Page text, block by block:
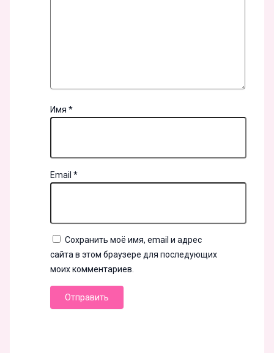
Имя *
Email *
Сохранить моё имя, email и адрес
сайта в этом браузере для последующих
моих комментариев.